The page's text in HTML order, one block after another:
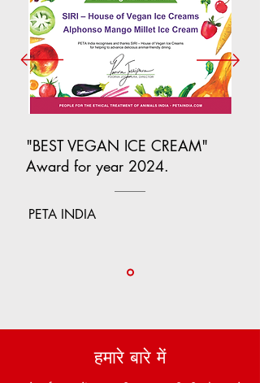
"BEST VEGAN ICE CREAM"
Award for year 2024.
PETA INDIA
हमारे बारे में